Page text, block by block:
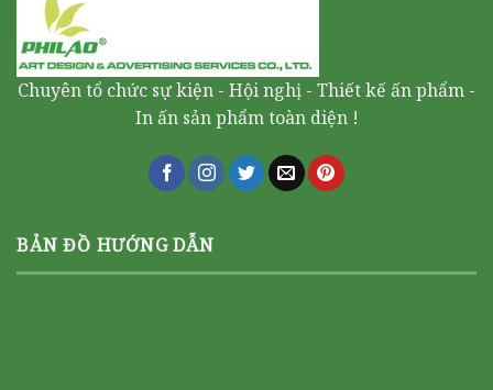
Chuyên tổ chức sự kiện - Hội nghị - Thiết kế ấn phẩm -
In ấn sản phẩm toàn diện !
BẢN ĐỒ HƯỚNG DẪN